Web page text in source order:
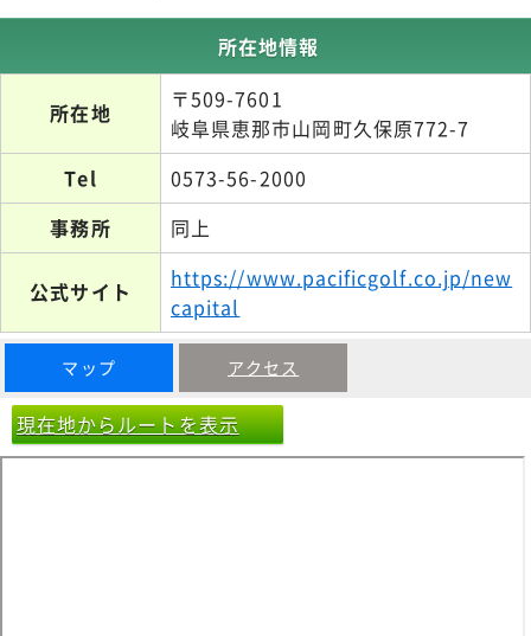
所在地情報
所在地
〒509-7601
岐阜県恵那市山岡町久保原772-7
Tel
0573-56-2000
事務所
同上
公式サイト
https://www.pacificgolf.co.jp/new
capital
マップ アクセス
現在地からルートを表示